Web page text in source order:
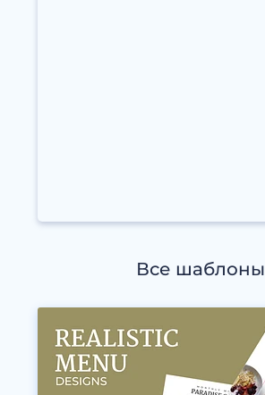
Все шаблоны